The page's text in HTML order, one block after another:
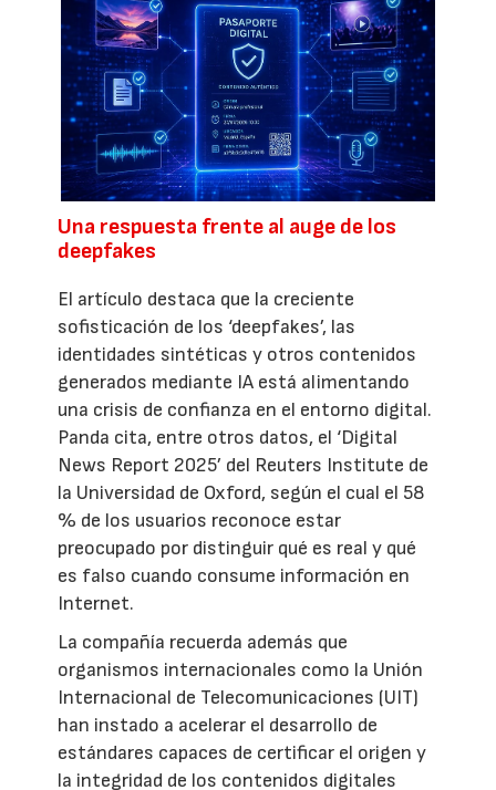
Una respuesta frente al auge de los
deepfakes
El artículo destaca que la creciente
sofisticación de los ‘deepfakes’, las
identidades sintéticas y otros contenidos
generados mediante IA está alimentando
una crisis de confianza en el entorno digital.
Panda cita, entre otros datos, el ‘Digital
News Report 2025’ del Reuters Institute de
la Universidad de Oxford, según el cual el 58
% de los usuarios reconoce estar
preocupado por distinguir qué es real y qué
es falso cuando consume información en
Internet.
La compañía recuerda además que
organismos internacionales como la Unión
Internacional de Telecomunicaciones (UIT)
han instado a acelerar el desarrollo de
estándares capaces de certificar el origen y
la integridad de los contenidos digitales